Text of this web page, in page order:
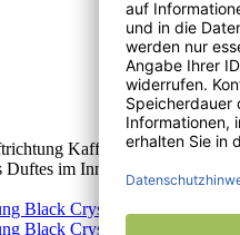
Kaffee, › Perfekt auch
im Innenraum, ›